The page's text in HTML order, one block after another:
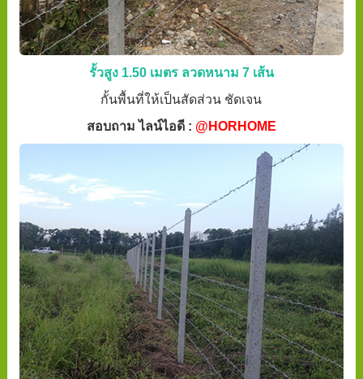
รั้วสูง 1.50 เมตร ลวดหนาม 7 เส้น
กั้นพื้นที่ให้เป็นสัดส่วน ชัดเจน
สอบถาม ไลน์ไอดี : @HORHOME